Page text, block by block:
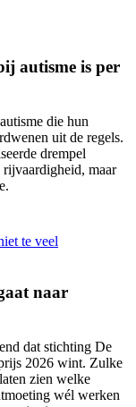
autisme is per
die hun
uit de regels.
drempel
maar
te veel
naar
dat stichting De
2026 wint. Zulke
zien welke
wél werken